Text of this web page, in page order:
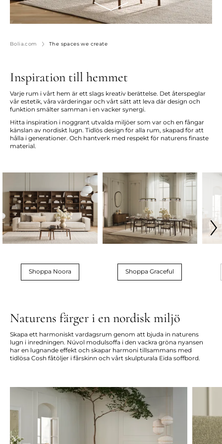
Bolia.com The spaces we create
Inspiration till hemmet
Varje rum i vårt hem är ett slags kreativ berättelse. Det återspeglar
vår estetik, våra värderingar och vårt sätt att leva där design och
funktion smälter samman i en vacker synergi.
Hitta inspiration i noggrant utvalda miljöer som var och en fångar
känslan av nordiskt lugn. Tidlös design för alla rum, skapad för att
hålla i generationer. Och hantverk med respekt för naturens finaste
material.
Shoppa Noora Shoppa Graceful
Naturens färger i en nordisk miljö
Skapa ett harmoniskt vardagsrum genom att bjuda in naturens
lugn i inredningen. Núvol modulsoffa i den vackra gröna nyansen
har en lugnande effekt och skapar harmoni tillsammans med
tidlösa Cosh fåtöljer i fårskinn och vårt skulpturala Eida soffbord.